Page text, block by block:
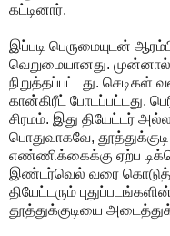
கட்டினார்.
இப்படி பெருமையுடன்
வெறுமையானது.
நிறுத்தப்பட்டது. செடிகள்
கான்கிரீட் போடப்பட்டது.
சிரமம். இது தியேட்டர்
பொதுவாகவே,
எண்ணிக்கைக்கு ஏற்ப
இண்டர்வெல் வரை
தியேட்டரும்
தூத்துக்குடியை